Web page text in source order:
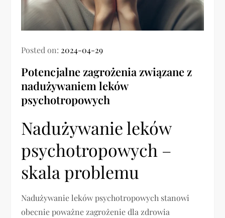
Posted on: 2024-04-29
Potencjalne zagrożenia związane z
nadużywaniem leków
psychotropowych
Nadużywanie leków
psychotropowych –
skala problemu
Nadużywanie leków psychotropowych stanowi
obecnie poważne zagrożenie dla zdrowia